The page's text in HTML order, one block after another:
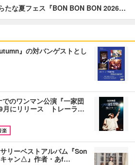
たな夏フェス『BON BON BON 2026…
』の対バンゲストとし
のワンマン公演『一家団
月にリリース トレーラ…
楽
リーベストアルバム『Son
ャン△』作者・あf…